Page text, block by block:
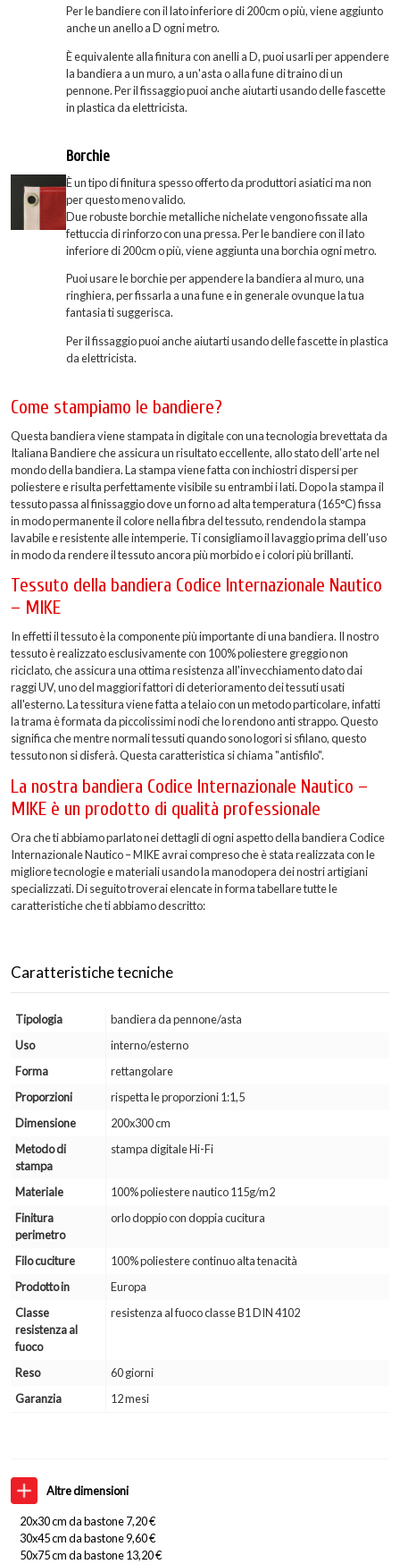
Altre dimensioni
20x30 cm da bastone 7,20 €
30x45 cm da bastone 9,60 €
50x75 cm da bastone 13,20 €
Per le bandiere con il lato inferiore di 200cm o più, viene aggiunto
anche un anello a D ogni metro.
È equivalente alla finitura con anelli a D, puoi usarli per appendere
la bandiera a un muro, a un'asta o alla fune di traino di un
pennone. Per il fissaggio puoi anche aiutarti usando delle fascette
in plastica da elettricista.
Borchie
È un tipo di finitura spesso offerto da produttori asiatici ma non
per questo meno valido.
Due robuste borchie metalliche nichelate vengono fissate alla
fettuccia di rinforzo con una pressa. Per le bandiere con il lato
inferiore di 200cm o più, viene aggiunta una borchia ogni metro.
Puoi usare le borchie per appendere la bandiera al muro, una
ringhiera, per fissarla a una fune e in generale ovunque la tua
fantasia ti suggerisca.
Per il fissaggio puoi anche aiutarti usando delle fascette in plastica
da elettricista.
Come stampiamo le bandiere?
Questa bandiera viene stampata in digitale con una tecnologia brevettata da
Italiana Bandiere che assicura un risultato eccellente, allo stato dell’arte nel
mondo della bandiera. La stampa viene fatta con inchiostri dispersi per
poliestere e risulta perfettamente visibile su entrambi i lati. Dopo la stampa il
tessuto passa al finissaggio dove un forno ad alta temperatura (165°C) fissa
in modo permanente il colore nella fibra del tessuto, rendendo la stampa
lavabile e resistente alle intemperie. Ti consigliamo il lavaggio prima dell’uso
in modo da rendere il tessuto ancora più morbido e i colori più brillanti.
Tessuto della bandiera Codice Internazionale Nautico
– MIKE
In effetti il tessuto è la componente più importante di una bandiera. Il nostro
tessuto è realizzato esclusivamente con 100% poliestere greggio non
riciclato, che assicura una ottima resistenza all'invecchiamento dato dai
raggi UV, uno del maggiori fattori di deterioramento dei tessuti usati
all'esterno. La tessitura viene fatta a telaio con un metodo particolare, infatti
la trama è formata da piccolissimi nodi che lo rendono anti strappo. Questo
significa che mentre normali tessuti quando sono logori si sfilano, questo
tessuto non si disferà. Questa caratteristica si chiama "antisfilo".
La nostra bandiera Codice Internazionale Nautico –
MIKE è un prodotto di qualità professionale
Ora che ti abbiamo parlato nei dettagli di ogni aspetto della bandiera Codice
Internazionale Nautico – MIKE avrai compreso che è stata realizzata con le
migliore tecnologie e materiali usando la manodopera dei nostri artigiani
specializzati. Di seguito troverai elencate in forma tabellare tutte le
caratteristiche che ti abbiamo descritto:
Caratteristiche tecniche
Tipologia
bandiera da pennone/asta
Uso
interno/esterno
Forma
rettangolare
Proporzioni
rispetta le proporzioni 1:1,5
Dimensione
200x300 cm
Metodo di
stampa
stampa digitale Hi-Fi
Materiale
100% poliestere nautico 115g/m2
Finitura
perimetro
orlo doppio con doppia cucitura
Filo cuciture
100% poliestere continuo alta tenacità
Prodotto in
Europa
Classe
resistenza al
fuoco
resistenza al fuoco classe B1 DIN 4102
Reso
60 giorni
Garanzia
12 mesi